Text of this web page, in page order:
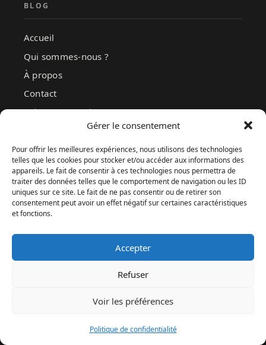
Gérer le consentement
Pour offrir les meilleures expériences, nous utilisons des technologies
telles que les cookies pour stocker et/ou accéder aux informations des
appareils. Le fait de consentir à ces technologies nous permettra de
traiter des données telles que le comportement de navigation ou les ID
uniques sur ce site. Le fait de ne pas consentir ou de retirer son
consentement peut avoir un effet négatif sur certaines caractéristiques
et fonctions.
Accepter
Refuser
Voir les préférences
Politique de confidentialité
BLOG
Accueil
Qui sommes-nous ?
À propos
Contact
Méthodologie éditoriale
Politique de confidentialité
Mentions legales
Méthodologie éditoriale